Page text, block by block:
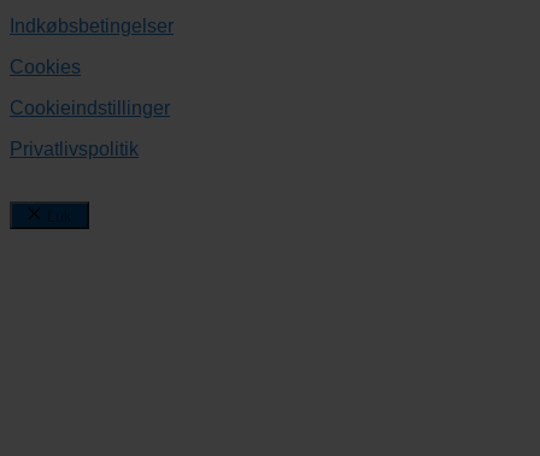
Indkøbsbetingelser
Cookies
Cookieindstillinger
Privatlivspolitik